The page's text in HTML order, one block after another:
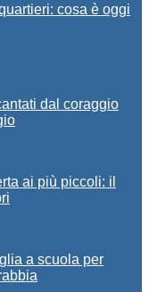
cosa è oggi
dal coraggio
ai più piccoli: il
a scuola per